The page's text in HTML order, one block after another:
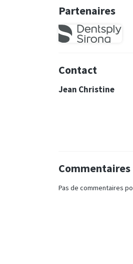
Partenaires
Contact
Jean Christine
Commentaires
Pas de commentaires